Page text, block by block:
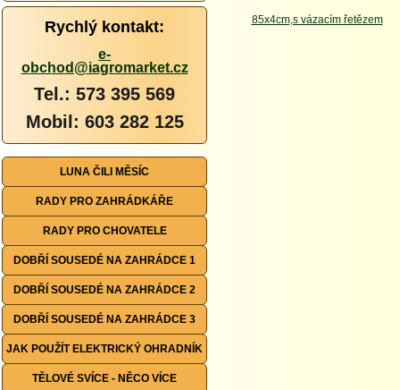
Rychlý kontakt:
e-
obchod@iagromarket.cz
Tel.: 573 395 569
Mobil: 603 282 125
LUNA ČILI MĚSÍC
RADY PRO ZAHRÁDKÁŘE
RADY PRO CHOVATELE
DOBŘÍ SOUSEDÉ NA ZAHRÁDCE 1
DOBŘÍ SOUSEDÉ NA ZAHRÁDCE 2
DOBŘÍ SOUSEDÉ NA ZAHRÁDCE 3
JAK POUŽÍT ELEKTRICKÝ OHRADNÍK
TĚLOVÉ SVÍCE - NĚCO VÍCE